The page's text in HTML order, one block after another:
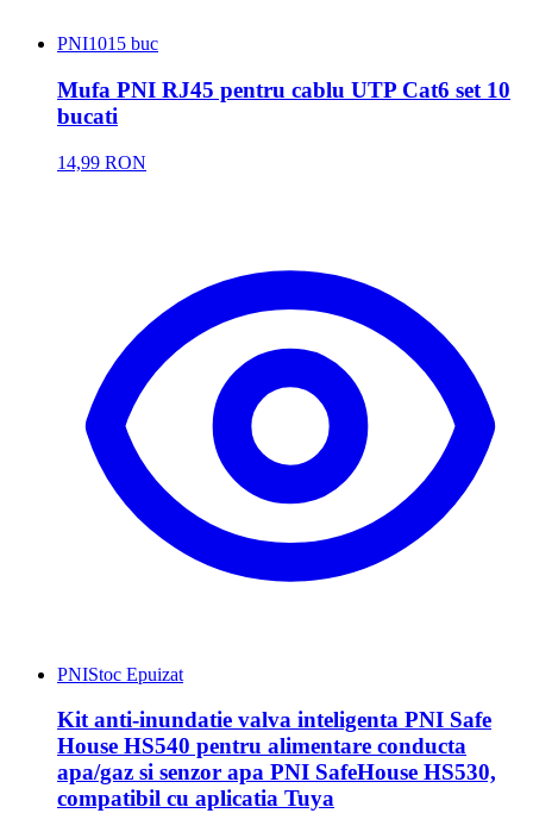
PNI1015 buc
Mufa PNI RJ45 pentru cablu UTP Cat6 set 10
bucati
14,99 RON
PNIStoc Epuizat
Kit anti-inundatie valva inteligenta PNI Safe
House HS540 pentru alimentare conducta
apa/gaz si senzor apa PNI SafeHouse HS530,
compatibil cu aplicatia Tuya